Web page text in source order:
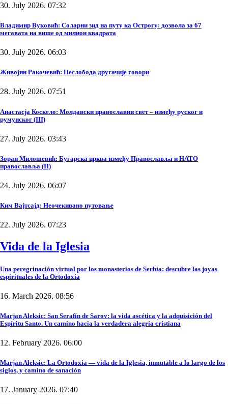
30. July 2026. 07:32
Владимир Вуковић: Соларни зид на путу ка Острогу: дозвола за 67
мегавата на више од милион квадрата
30. July 2026. 06:03
Живојин Ракочевић: Неслобода другачије говори
28. July 2026. 07:51
Анастасја Коскело: Молдавски православни свет – између руског и
румунског (III)
27. July 2026. 03:43
Зоран Милошевић: Бугарска црква између Православља и НАТО
православља (II)
24. July 2026. 06:07
Ким Вајтсајд: Неочекивано путовање
22. July 2026. 07:23
Vida de la Iglesia
Una peregrinación virtual por los monasterios de Serbia: descubre las joyas
espirituales de la Ortodoxia
16. March 2026. 08:56
Marjan Aleksic: San Serafín de Sarov: la vida ascética y la adquisición del
Espíritu Santo. Un camino hacia la verdadera alegría cristiana
12. February 2026. 06:00
Marjan Aleksic: La Ortodoxia — vida de la Iglesia, inmutable a lo largo de los
siglos, y camino de sanación
17. January 2026. 07:40